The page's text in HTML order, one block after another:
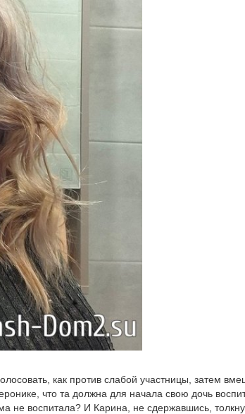
как против слабой участницы, затем
что та должна для начала свою дочь
не воспитала? И Карина, не сдержавшись,